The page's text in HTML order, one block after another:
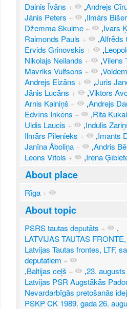
Dainis Īvāns + ,Andrejs
Jānis Peters + ,Ilmārs
Džemma Skulme + ,Ivars
Raimonds Pauls + ,Alfrēds
Ervids Grinovskis + ,
Nikolajs Neilands + ,Vilens
Mavriks Vulfsons + ,
Andrejs Eizāns + ,Juris
Jānis Lucāns + ,Viktors
Arnis Kalniņš + ,Andrejs
Edvīns Inkēns + ,Rita
Uldis Laucis + ,Indulis
Ilmārs Pilenieks + ,Imants
Janīna Āboliņa + ,Andris
Leons Vītols + ,Irēna
About place
Rīga +
About topic
PSRS tautas deputāts +
,
LATVIJAS TAUTAS FRONTE,
Latvijas Tautas frontes, LTF,
deputātiem +
,Baltijas ceļš + ,23. augusts
Latvijas PSR Augstākās
Nevardarbīgās pretošanās
PSKP CK 1989. gada 26.